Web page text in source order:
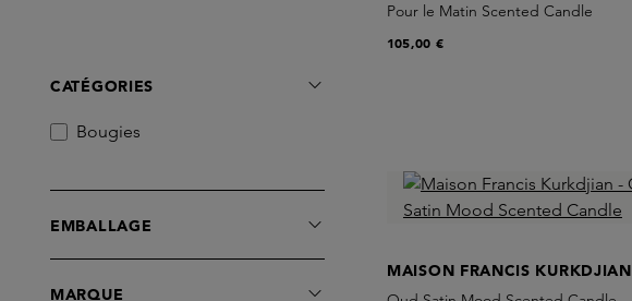
CATÉGORIES
Bougies
EMBALLAGE
MARQUE
Pour le Matin Scented Candle
105,00 €
MAISON FRANCIS KURKDJIAN